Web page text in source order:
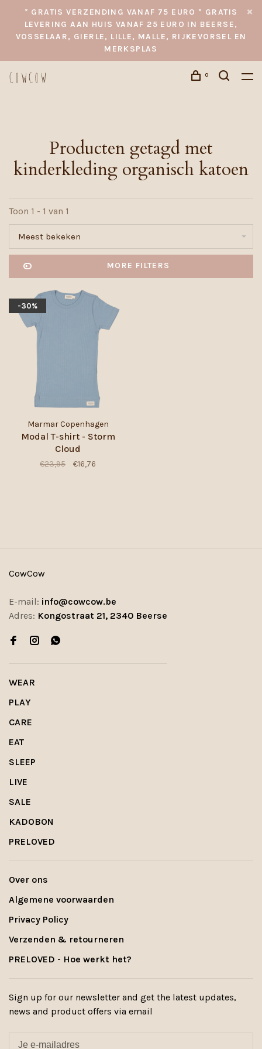
* GRATIS VERZENDING VANAF 75 EURO * GRATIS
LEVERING AAN HUIS VANAF 25 EURO IN BEERSE,
VOSSELAAR, GIERLE, LILLE, MALLE, RIJKEVORSEL EN
MERKSPLAS
0
Producten getagd met
kinderkleding organisch katoen
Toon 1 - 1 van 1
Meest bekeken
MORE FILTERS
-30%
Marmar Copenhagen
Modal T-shirt - Storm
Cloud
€23,95 €16,76
CowCow
E-mail: info@cowcow.be
Adres: Kongostraat 21, 2340 Beerse
WEAR
PLAY
CARE
EAT
SLEEP
LIVE
SALE
KADOBON
PRELOVED
Over ons
Algemene voorwaarden
Privacy Policy
Verzenden & retourneren
PRELOVED - Hoe werkt het?
Sign up for our newsletter and get the latest updates,
news and product offers via email